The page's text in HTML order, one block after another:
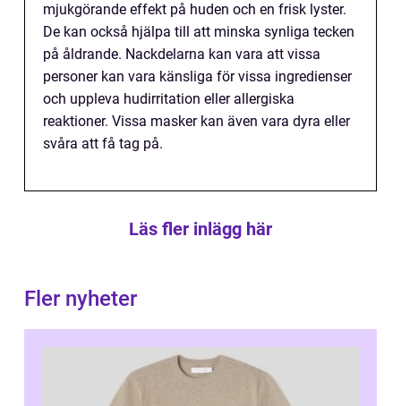
mjukgörande effekt på huden och en frisk lyster.
De kan också hjälpa till att minska synliga tecken
på åldrande. Nackdelarna kan vara att vissa
personer kan vara känsliga för vissa ingredienser
och uppleva hudirritation eller allergiska
reaktioner. Vissa masker kan även vara dyra eller
svåra att få tag på.
Läs fler inlägg här
Fler nyheter